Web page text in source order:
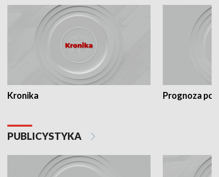
Kronika Prognoza
PUBLICYSTYKA